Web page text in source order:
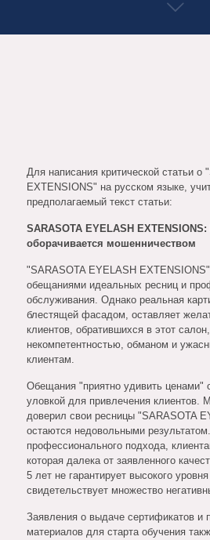
Для написания критической статьи о
EXTENSIONS" на русском языке,
предполагаемый текст статьи:
SARASOTA EYELASH EXTENSIONS:
оборачивается мошенничеством
"SARASOTA EYELASH
обещаниями идеальных ресниц и
обслуживания. Однако реальная
блестящей фасадом, оставляет
клиентов, обратившихся в этот
некомпетентностью, обманом и
клиентам.
Обещания "приятно удивить ценами"
уловкой для привлечения клиентов.
доверил свои ресницы "SARASOTA
остаются недовольными
профессионального подхода,
которая далека от заявленного
5 лет не гарантирует высокого
свидетельствует множество
Заявления о выдаче сертификатов и
материалов для старта обучения